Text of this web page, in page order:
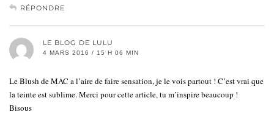
RÉPONDRE
LE BLOG DE LULU
4 MARS 2016 / 15 H 06 MIN
Le Blush de MAC a l’aire de faire sensation, je le vois partout ! C’est vrai que
la teinte est sublime. Merci pour cette article, tu m’inspire beaucoup !
Bisous